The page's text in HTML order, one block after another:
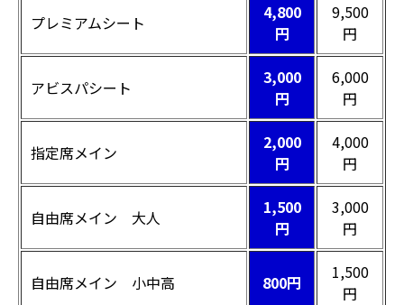
プレミアムシート
4,800
円
9,500
円
アビスパシート
3,000
円
6,000
円
指定席メイン
2,000
円
4,000
円
自由席メイン 大人
1,500
円
3,000
円
自由席メイン 小中高 800円
1,500
円